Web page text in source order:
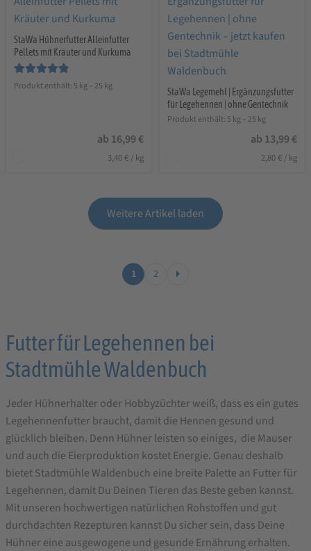
StaWa Hühnerfutter Alleinfutter
Pellets mit Kräuter und Kurkuma
Bewertet mit
Produkt enthält: 5 kg – 25 kg
ab 16,99 €
3,40 € / kg
StaWa Legemehl | Ergänzungsfutter
für Legehennen | ohne Gentechnik
Produkt enthält: 5 kg– 25 kg
ab 13,99 €
2,80 €/ kg
Weitere Artikel laden
1 2
Legehennenfutter
bestellen
Futter für Legehennen bei
Stadtmühle Waldenbuch
Jeder Hühnerhalter oder Hobbyzüchter weiß, dass es ein gutes
Legehennenfutter braucht, damit die Hennen gesund und
glücklich bleiben. Denn Hühner leisten so einiges, die Mauser
und auch die Eierproduktion kostet Energie. Genau deshalb
bietet Stadtmühle Waldenbuch eine breite Palette an Futter für
Legehennen, damit Du Deinen Tieren das Beste geben kannst.
Mit unseren hochwertigen natürlichen Rohstoffen und gut
durchdachten Rezepturen kannst Du sicher sein, dass Deine
Hühner eine ausgewogene und gesunde Ernährung erhalten.